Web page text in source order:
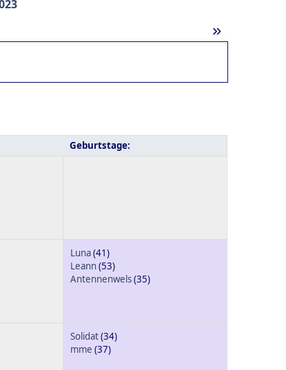
»
Geburtstage:
Luna(41)
Leann(53)
Antennenwels(35)
Solidat(34)
mme (37)